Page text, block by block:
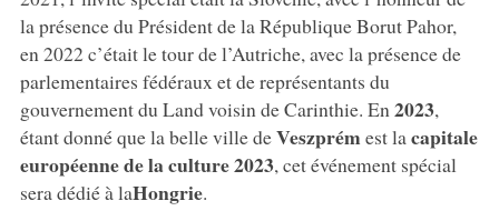
la présence du Président de la République Borut Pahor,
en 2022 c’était le tour de l’Autriche, avec la présence de
parlementaires fédéraux et de représentants du
gouvernement du Land voisin de Carinthie. En 2023,
étant donné que la belle ville deVeszprémest la capitale
européenne de la culture 2023, cet événement spécial
sera dédié à laHongrie.